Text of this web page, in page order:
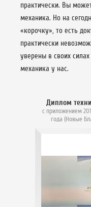
практически. Вы
механика. Но на
«корочку», то есть
практически
уверены в своих
механика у нас.
Диплом
с приложением
года (Новые